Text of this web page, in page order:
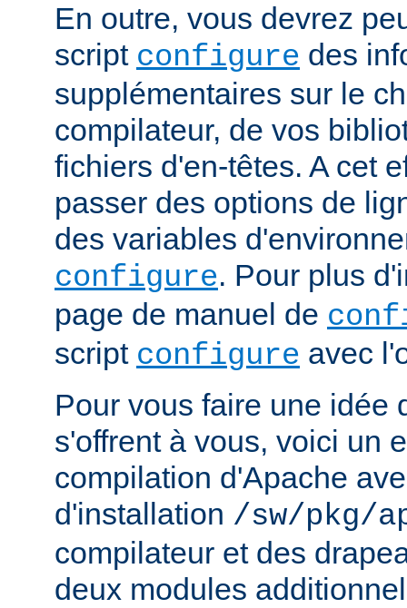
En outre, vous devrez
script configure des
supplémentaires sur le
compilateur, de vos
fichiers d'en-têtes. A cet
passer des options de
des variables
configure. Pour plus
page de manuel de
script configure avec
Pour vous faire une idée
s'offrent à vous, voici un
compilation d'Apache
d'installation /sw/pkg/
compilateur et des
deux modules